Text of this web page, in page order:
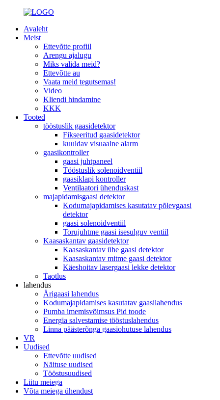
Avaleht
Meist
Ettevõtte profiil
Arengu ajalugu
Miks valida meid?
Ettevõtte au
Vaata meid tegutsemas!
Video
Kliendi hindamine
KKK
Tooted
tööstuslik gaasidetektor
Fikseeritud gaasidetektor
kuuldav visuaalne alarm
gaasikontroller
gaasi juhtpaneel
Tööstuslik solenoidventiil
gaasiklapi kontroller
Ventilaatori ühenduskast
majapidamisgaasi detektor
Kodumajapidamises kasutatav põlevgaasi
detektor
gaasi solenoidventiil
Torujuhtme gaasi isesulguv ventiil
Kaasaskantav gaasidetektor
Kaasaskantav ühe gaasi detektor
Kaasaskantav mitme gaasi detektor
Käeshoitav lasergaasi lekke detektor
Taotlus
lahendus
Ärigaasi lahendus
Kodumajapidamises kasutatav gaasilahendus
Pumba imemisvõimsus Pid toode
Energia salvestamise tööstuslahendus
Linna päästerõnga gaasiohutuse lahendus
VR
Uudised
Ettevõtte uudised
Näituse uudised
Tööstusuudised
Liitu meiega
Võta meiega ühendust